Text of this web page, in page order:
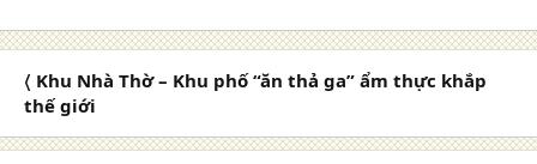
〈 Khu Nhà Thờ – Khu phố “ăn thả ga” ẩm thực khắp
thế giới